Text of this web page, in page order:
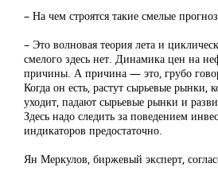
– На чем строятся такие смелые
– Это волновая теория лета и
смелого здесь нет. Динамика цен на
причины. А причина — это, грубо
Когда он есть, растут сырьевые рынки,
уходит, падают сырьевые рынки и
Здесь надо следить за поведением
индикаторов предостаточно.
Ян Меркулов, биржевый эксперт,